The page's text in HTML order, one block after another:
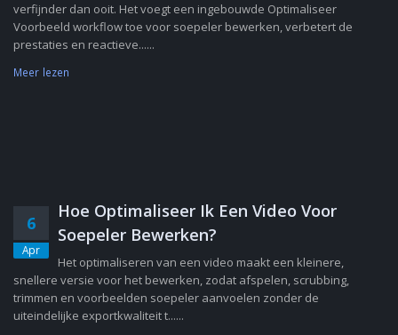
verfijnder dan ooit. Het voegt een ingebouwde Optimaliseer
Voorbeeld workflow toe voor soepeler bewerken, verbetert de
prestaties en reactieve......
Meer lezen
6
Apr
Hoe Optimaliseer Ik Een Video Voor
Soepeler Bewerken?
Het optimaliseren van een video maakt een kleinere,
snellere versie voor het bewerken, zodat afspelen, scrubbing,
trimmen en voorbeelden soepeler aanvoelen zonder de
uiteindelijke exportkwaliteit t......